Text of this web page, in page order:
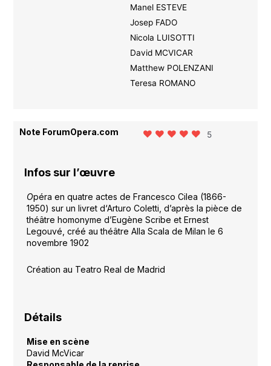
Manel ESTEVE
Josep FADO
Nicola LUISOTTI
David MCVICAR
Matthew POLENZANI
Teresa ROMANO
Note ForumOpera.com 5
Infos sur l’œuvre
Opéra en quatre actes de Francesco Cilea (1866-
1950) sur un livret d‘Arturo Coletti, d’après la pièce de
théâtre homonyme d’Eugène Scribe et Ernest
Legouvé, créé au théâtre Alla Scala de Milan le 6
novembre 1902
Création au Teatro Real de Madrid
Détails
Mise en scène
David McVicar